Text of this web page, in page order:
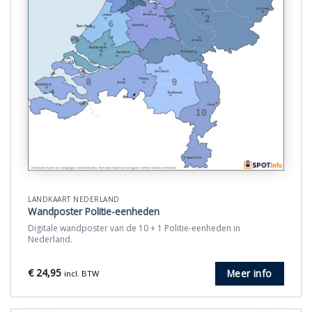
LANDKAART NEDERLAND
Wandposter Politie-eenheden
Digitale wandposter van de 10 + 1 Politie-eenheden in
Nederland.
€24,95 incl. BTW Meer info